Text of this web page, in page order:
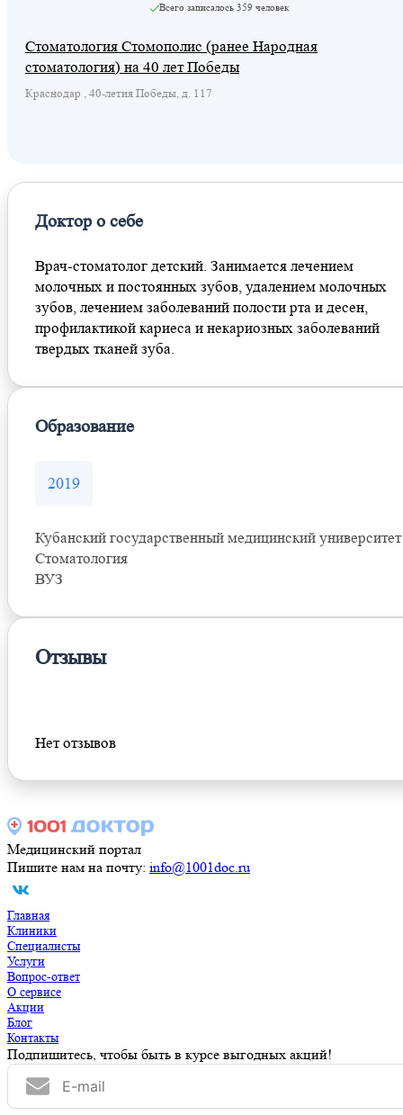
Всего записалось 359 человек
Стоматология Стомополис (ранее Народная
стоматология) на 40 лет Победы
Краснодар , 40-летия Победы, д. 117
Доктор о себе
Врач-стоматолог детский. Занимается лечением
молочных и постоянных зубов, удалением молочных
зубов, лечением заболеваний полости рта и десен,
профилактикой кариеса и некариозных заболеваний
твердых тканей зуба.
Образование
2019
Кубанский государственный медицинский университет
Стоматология
ВУЗ
Отзывы
Нет отзывов
Медицинский портал
Пишите нам на почту: info@1001doc.ru
Главная
Клиники
Специалисты
Услуги
Вопрос-ответ
О сервисе
Акции
Блог
Контакты
Подпишитесь, чтобы быть в курсе выгодных акций!